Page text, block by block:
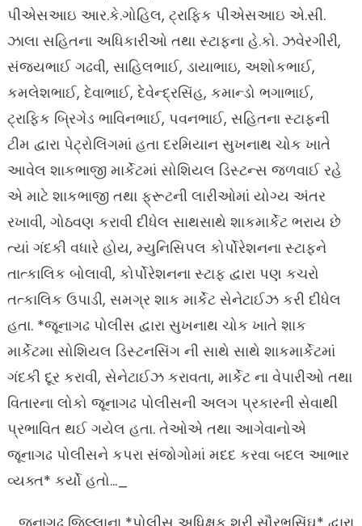
પીએસઆઇ આર.કે.ગોહિલ, ટ્રાફિક પીએસઆઇ એ.સી.
ઝાલા સહિતના અધિકારીઓ તથા સ્ટાફના હે.કો. ઝવેરગીરી,
સંજયભાઈ ગઢવી, સાહિલભાઈ, ડાયાભાઇ, અશોકભાઈ,
કમલેશભાઈ, દેવાભાઈ, દેવેન્દ્રસિંહ, કમાન્ડો ભગાભાઈ,
ટ્રાફિક બ્રિગેડ ભાવિનભાઈ, પવનભાઈ, સહિતના સ્ટાફની
ટીમ દ્વારા પેટ્રોલિંગમાં હતા દરમિયાન સુખનાથ ચોક ખાતે
આવેલ શાકભાજી માર્કેટમાં સોશિયલ ડિસ્ટન્સ જળવાઈ રહે
એ માટે શાકભાજી તથા ફ્રૂટની લારીઓમાં યોગ્ય અંતર
રખાવી, ગોઠવણ કરાવી દીધેલ સાથસાથે શાકમાર્કેટ ભરાય છે
ત્યાં ગંદકી વધારે હોય, મ્યુનિસિપલ કોર્પોરેશનના સ્ટાફને
તાત્કાલિક બોલાવી, કોર્પોરેશનના સ્ટાફ દ્વારા પણ કચરો
તત્કાલિક ઉપાડી, સમગ્ર શાક માર્કેટ સેનેટાઈઝ કરી દીધેલ
હતા. *જૂનાગઢ પોલીસ દ્વારા સુખનાથ ચોક ખાતે શાક
માર્કેટમા સોશિયલ ડિસ્ટનસિંગ ની સાથે સાથે શાકમાર્કેટમાં
ગંદકી દૂર કરાવી, સેનેટાઈઝ કરાવતા, માર્કેટ ના વેપારીઓ તથા
વિતારના લોકો જૂનાગઢ પોલીસની અલગ પ્રકારની સેવાથી
પ્રભાવિત થઈ ગયેલ હતા. તેઓએ તથા આગેવાનોએ
જૂનાગઢ પોલીસને કપરા સંજોગોમાં મદદ કરવા બદલ આભાર
વ્યક્ત* કર્યો હતો…_